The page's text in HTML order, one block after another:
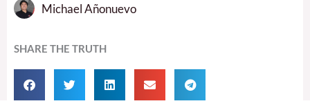
Michael Añonuevo
SHARE THE TRUTH